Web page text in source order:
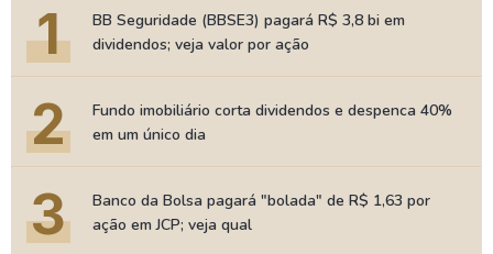
1
BB Seguridade (BBSE3) pagará R$ 3,8 bi em
dividendos; veja valor por ação
2
Fundo imobiliário corta dividendos e despenca 40%
em um único dia
3
Banco da Bolsa pagará "bolada" de R$ 1,63 por
ação em JCP; veja qual